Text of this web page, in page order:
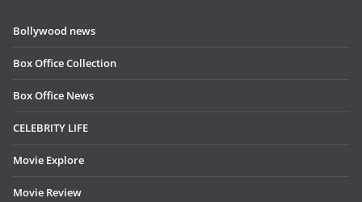
Bollywood news
Box Office Collection
Box Office News
CELEBRITY LIFE
Movie Explore
Movie Review